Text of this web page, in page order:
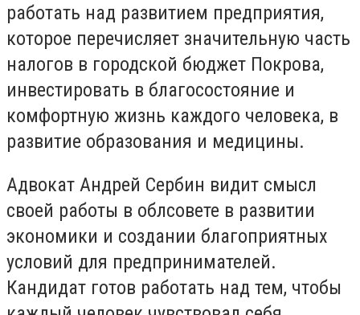
работать над развитием предприятия,
которое перечисляет значительную часть
налогов в городской бюджет Покрова,
инвестировать в благосостояние и
комфортную жизнь каждого человека, в
развитие образования и медицины.
Адвокат Андрей Сербин видит смысл
своей работы в облсовете в развитии
экономики и создании благоприятных
условий для предпринимателей.
Кандидат готов работать над тем, чтобы